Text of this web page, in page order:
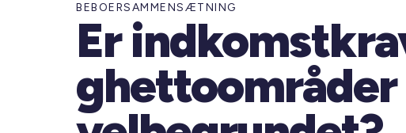
BEBOERSAMMENSÆTNING
Er
ghettoområder